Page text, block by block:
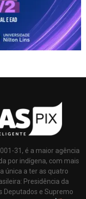
31, é a maior agência
por indígena, com mais
única a ter as quatro
Presidência da
Deputados e Supremo